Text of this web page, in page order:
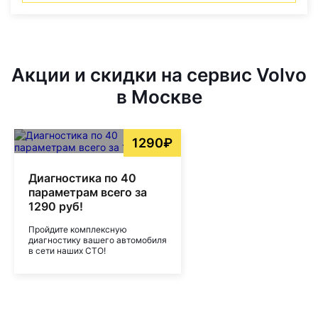
Акции и скидки на сервис Volvo
в Москве
1290₽
Диагностика по 40
параметрам всего за
1290 руб!
Пройдите комплексную
диагностику вашего автомобиля
в сети наших СТО!